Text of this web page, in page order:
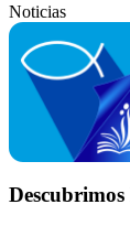
Noticias
Descubrimos